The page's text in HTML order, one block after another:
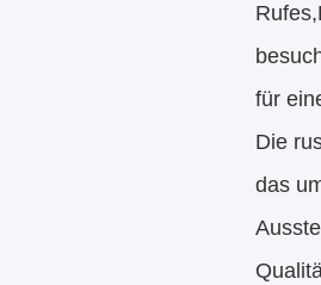
für
Die
das